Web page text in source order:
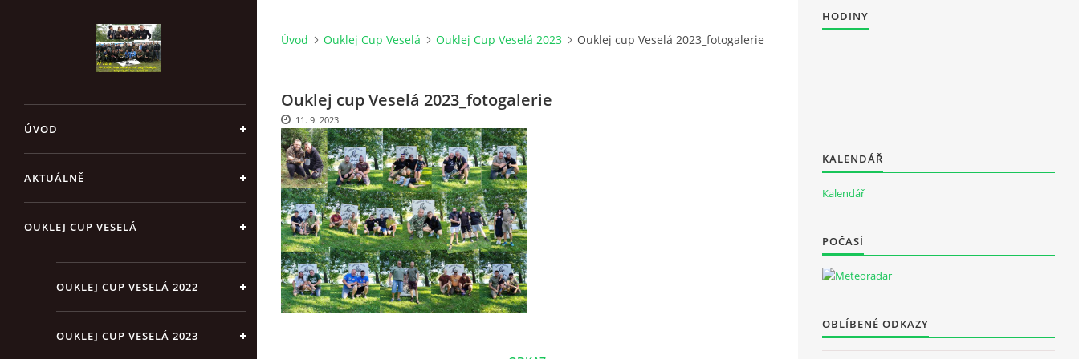
ÚVOD
AKTUÁLNĚ
OUKLEJ CUP VESELÁ
OUKLEJ CUP VESELÁ 2022
OUKLEJ CUP VESELÁ 2023
Úvod Ouklej Cup Veselá Ouklej Cup Veselá 2023 Ouklej cup Veselá 2023_fotogalerie
Ouklej cup Veselá 2023_fotogalerie
11. 9. 2023
HODINY
KALENDÁŘ
Kalendář
POČASÍ
OBLÍBENÉ ODKAZY